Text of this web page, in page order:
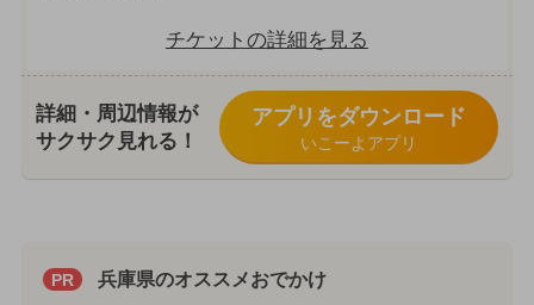
チケットの詳細を見る
詳細・周辺情報が
サクサク見れる！
アプリをダウンロード
いこーよアプリ
PR 兵庫県のオススメおでかけ